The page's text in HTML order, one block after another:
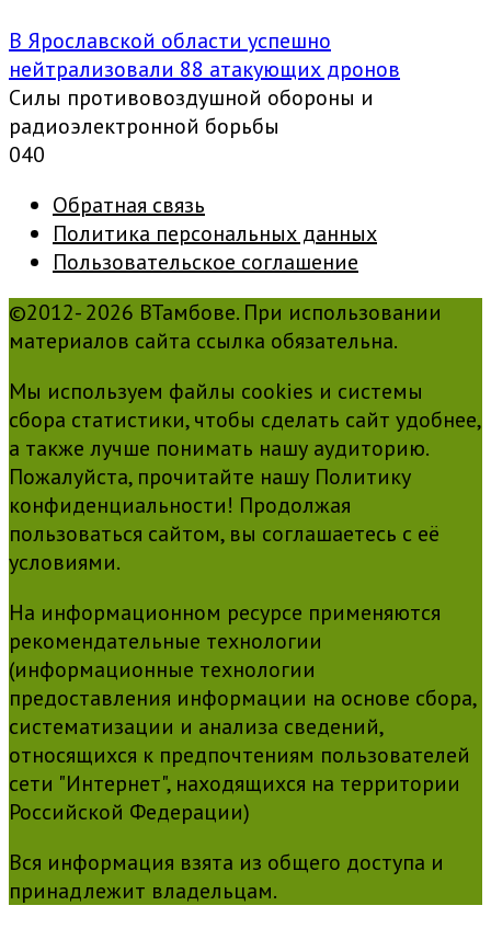
В Ярославской области успешно
нейтрализовали 88 атакующих дронов
Силы противовоздушной обороны и
радиоэлектронной борьбы
040
Обратная связь
Политика персональных данных
Пользовательское соглашение
©2012- 2026 ВТамбове. При использовании
материалов сайта ссылка обязательна.
Мы используем файлы cookies и системы
сбора статистики, чтобы сделать сайт удобнее,
а также лучше понимать нашу аудиторию.
Пожалуйста, прочитайте нашу Политику
конфиденциальности! Продолжая
пользоваться сайтом, вы соглашаетесь с её
условиями.
На информационном ресурсе применяются
рекомендательные технологии
(информационные технологии
предоставления информации на основе сбора,
систематизации и анализа сведений,
относящихся к предпочтениям пользователей
сети "Интернет", находящихся на территории
Российской Федерации)
Вся информация взята из общего доступа и
принадлежит владельцам.